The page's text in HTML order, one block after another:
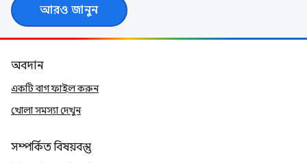
আরও জানুন
অবদান
একটি বাগ ফাইল করুন
খোলা সমস্যা দেখুন
সম্পর্কিত বিষয়বস্তু